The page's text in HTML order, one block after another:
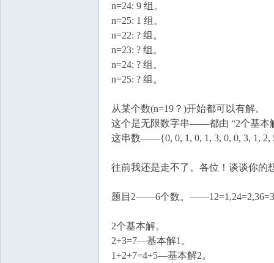
n=24: 9 组。
n=25: 1 组。
n=22: ? 组。
n=23: ? 组。
n=24: ? 组。
n=25: ? 组。
从某个数(n=19？)开始都可以有解。
这个是无限数字串——都由 “2个基本
这串数——{0, 0, 1, 0, 1, 3, 0, 0, 3, 1, 2,
往前我还是走不了。各位！谈谈你的
题目2——6个数。
2个基本解。
2+3=7—基本解1。
1+2+7=4+5—基本解2。